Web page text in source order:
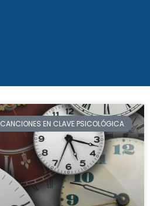
CANCIONES EN CLAVE PSICOLÓGICA